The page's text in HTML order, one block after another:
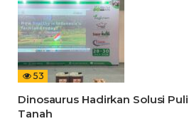
53
Dinosaurus Hadirkan Solusi
Tanah